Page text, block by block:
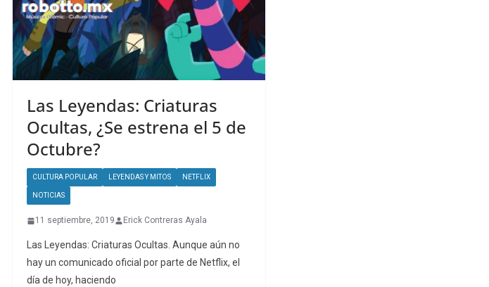
Las Leyendas: Criaturas
Ocultas, ¿Se estrena el 5 de
Octubre?
CULTURA POPULAR LEYENDAS Y MITOS NETFLIX
NOTICIAS
11 septiembre, 2019 Erick Contreras Ayala
Las Leyendas: Criaturas Ocultas. Aunque aún no
hay un comunicado oficial por parte de Netflix, el
día de hoy, haciendo